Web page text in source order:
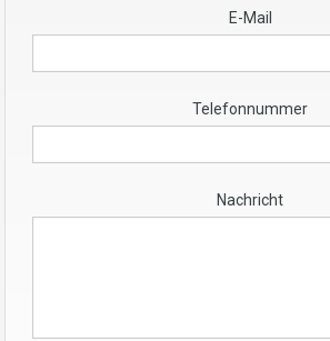
E-Mail
Telefonnummer
Nachricht